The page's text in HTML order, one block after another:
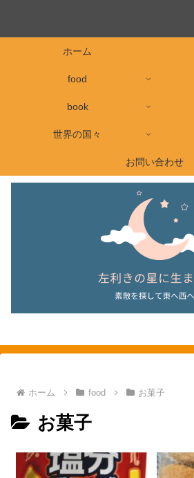
ホーム
food
book
世界の国々
お問い合わせ
ホーム food お菓子
お菓子